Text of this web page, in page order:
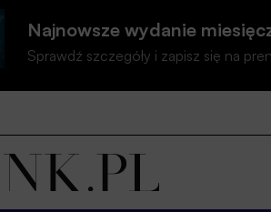
Najnowsze wydanie
Sprawdź szczegóły i zapisz się na